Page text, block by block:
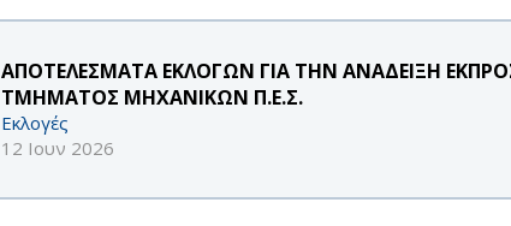
ΑΠΟΤΕΛΕΣΜΑΤΑ ΕΚΛΟΓΩΝ ΓΙΑ ΤΗΝ ΑΝΑΔΕΙΞΗ
ΤΜΗΜΑΤΟΣ ΜΗΧΑΝΙΚΩΝ Π.Ε.Σ.
Εκλογές
12 Ιουν 2026